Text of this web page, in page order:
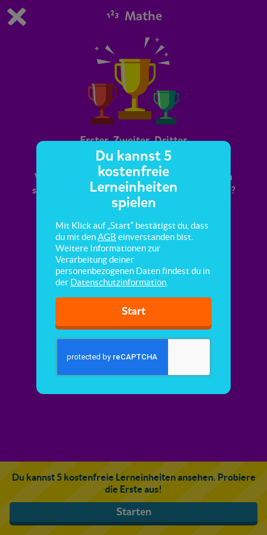
Du spielst die kostenfreie Testversion von scoyo.
Jetzt bestellen
0
Mathe
Erster, Zweiter, Dritter
Was heißt es eigentlich, die oder der Zweite zu
sein? Und kann man das auch als Zahl schreiben?
Das erfährst du hier.
Du kannst 5 kostenfreie Lerneinheiten ansehen. Probiere
die Erste aus!
Starten
Du kannst 5
kostenfreie
Lerneinheiten
spielen
Mit Klick auf „Start“ bestätigst du, dass
du mit denAGB einverstanden bist.
Weitere Informationen zur
Verarbeitung deiner
personenbezogenen Daten findest du in
der Datenschutzinformation
Start